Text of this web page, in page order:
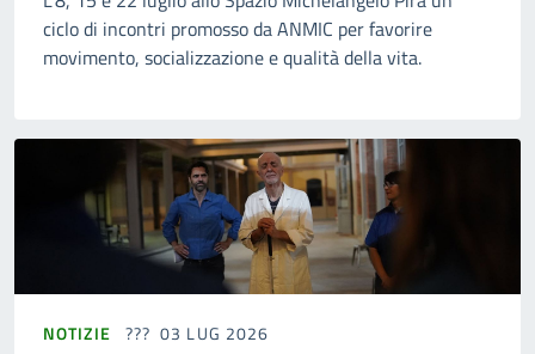
ciclo di incontri promosso da ANMIC per favorire
movimento, socializzazione e qualità della vita.
NOTIZIE 03 LUG 2026